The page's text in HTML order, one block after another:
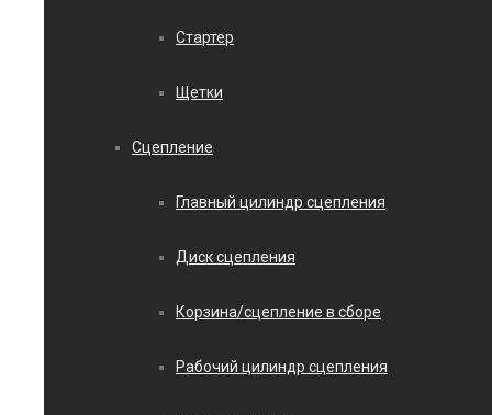
Стартер
Щетки
Сцепление
Главный цилиндр сцепления
Диск сцепления
Корзина/сцепление в сборе
Рабочий цилиндр сцепления